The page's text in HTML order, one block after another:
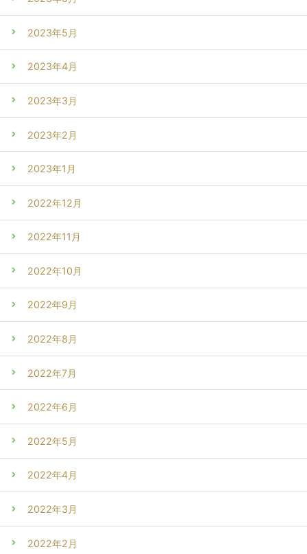
2023年5月
2023年4月
2023年3月
2023年2月
2023年1月
2022年12月
2022年11月
2022年10月
2022年9月
2022年8月
2022年7月
2022年6月
2022年5月
2022年4月
2022年3月
2022年2月